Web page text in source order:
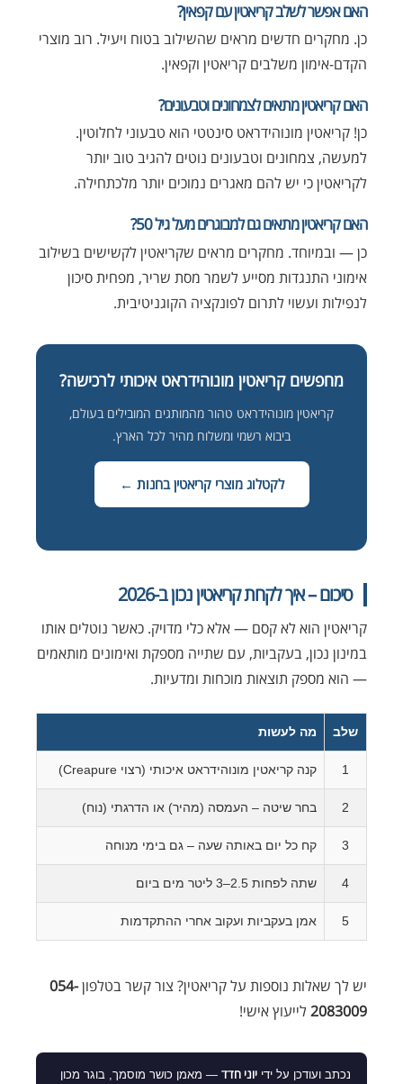
האם אפשר לשלב קריאטין עם קפאין?
כן. מחקרים חדשים מראים שהשילוב בטוח ויעיל. רוב מוצרי
הקדם-אימון משלבים קריאטין וקפאין.
האם קריאטין מתאים לצמחונים וטבעונים?
כן! קריאטין מונוהידראט סינטטי הוא טבעוני לחלוטין.
למעשה, צמחונים וטבעונים נוטים להגיב טוב יותר
לקריאטין כי יש להם מאגרים נמוכים יותר מלכתחילה.
האם קריאטין מתאים גם למבוגרים מעל גיל 50?
כן — ובמיוחד. מחקרים מראים שקריאטין לקשישים בשילוב
אימוני התנגדות מסייע לשמר מסת שריר, מפחית סיכון
לנפילות ועשוי לתרום לפונקציה הקוגניטיבית.
מחפשים קריאטין מונוהידראט איכותי לרכישה?
קריאטין מונוהידראט טהור מהמותגים המובילים בעולם,
ביבוא רשמי ומשלוח מהיר לכל הארץ.
לקטלוג מוצרי קריאטין בחנות ←
סיכום – איך לקחת קריאטין נכון ב-2026
קריאטין הוא לא קסם — אלא כלי מדויק. כאשר נוטלים אותו
במינון נכון, בעקביות, עם שתייה מספקת ואימונים מותאמים
— הוא מספק תוצאות מוכחות ומדעיות.
שלב מה לעשות
1 קנה קריאטין מונוהידראט איכותי (רצוי Creapure)
2 בחר שיטה – העמסה (מהיר) או הדרגתי (נוח)
3 קח כל יום באותה שעה – גם בימי מנוחה
4 שתה לפחות 2.5–3 ליטר מים ביום
5 אמן בעקביות ועקוב אחרי ההתקדמות
יש לך שאלות נוספות על קריאטין? צור קשר בטלפון054-
2083009לייעוץ אישי!
נכתב ועודכן על ידי יוני חדד — מאמן כושר מוסמך, בוגר מכון